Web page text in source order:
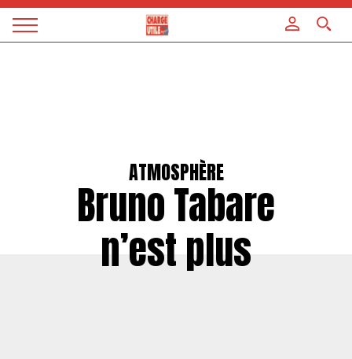
Magazine
ATMOSPHÈRE
Bruno Tabare
n’est plus
Panneau de gestion des cookies